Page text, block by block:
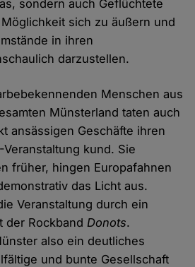
sondern auch Geflüchtete
sich zu äußern und
in ihren
darzustellen.
Menschen aus
Münsterland taten auch
ansässigen Geschäfte ihren
kund. Sie
früher, hingen Europafahnen
das Licht aus.
Veranstaltung durch ein
der Rockband Donots.
also ein deutliches
und bunte Gesellschaft